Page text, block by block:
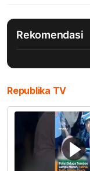
Rekomendasi
Republika TV